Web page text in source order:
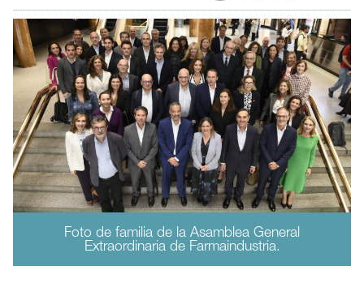
Foto de familia de la Asamblea General
Extraordinaria de Farmaindustria.